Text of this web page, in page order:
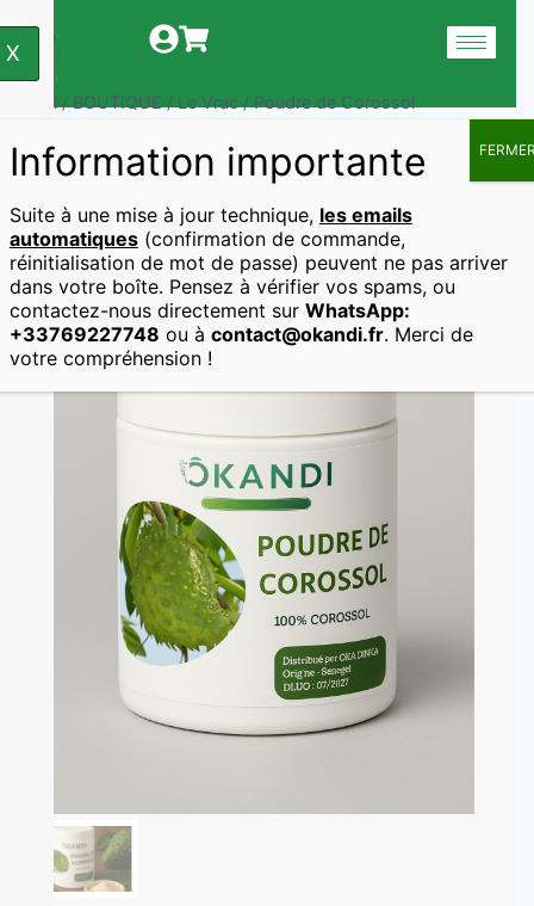
X
Accueil / BOUTIQUE / Le Vrac / Poudre de Corossol
Accueil Le Vrac
Information importante
Suite à une mise à jour technique, les emails
automatiques(confirmation de commande,
réinitialisation de mot de passe) peuvent ne pas arriver
dans votre boîte. Pensez à vérifier vos spams, ou
contactez-nous directement sur WhatsApp:
+33769227748 ou à contact@okandi.fr. Merci de
votre compréhension !